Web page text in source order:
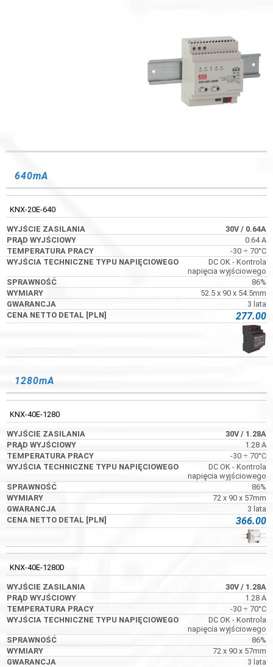
640mA
KNX-20E-640
30V/ 0.64A
0.64 A
-30 ÷ 70°C
DC OK - Kontrola
napięcia wyjściowego
86%
52.5 x 90 x 54.5mm
3 lata
277.00
1280mA
KNX-40E-1280
30V/ 1.28A
1.28 A
-30 ÷ 70°C
DC OK - Kontrola
napięcia wyjściowego
86%
72 x 90 x 57mm
3 lata
366.00
KNX-40E-1280D
30V/ 1.28A
1.28 A
-30 ÷ 70°C
DC OK - Kontrola
napięcia wyjściowego
86%
72 x 90 x 57mm
3 lata